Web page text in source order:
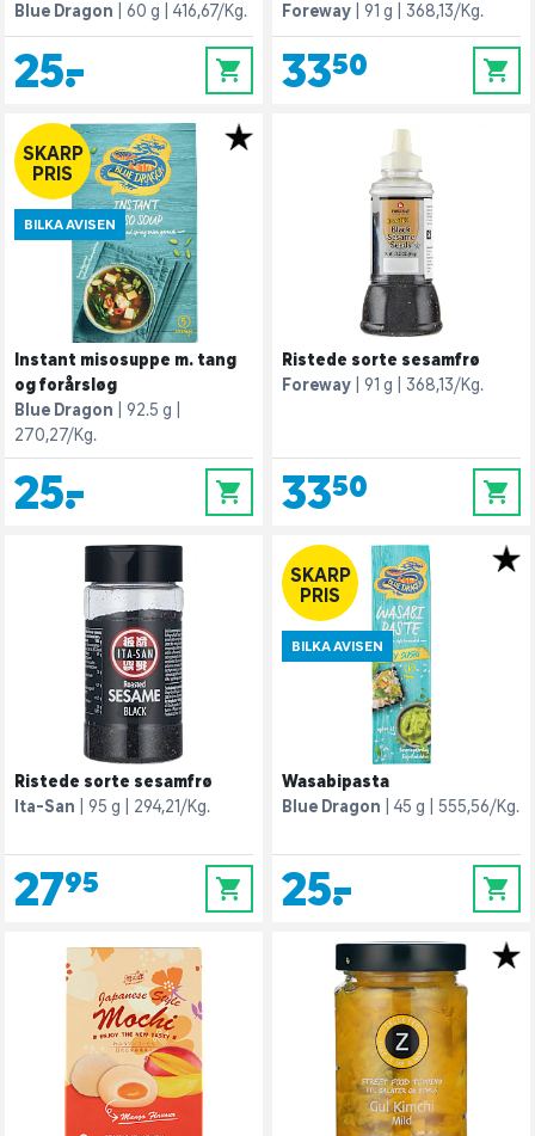
Blue Dragon 60 g 416,67/Kg.
25,- 0
Foreway 91 g 368,13/Kg.
33,50 0
SKARP
PRIS
BILKA AVISEN
Instant misosuppe m. tang
og forårsløg
Blue Dragon
92.5 g
270,27/Kg.
25,- 0
Ristede sorte sesamfrø
Foreway
91 g 368,13/Kg.
33,50 0
Ristede sorte sesamfrø
Ita-San
95 g 294,21/Kg.
27,95 0
SKARP
PRIS
BILKA AVISEN
Wasabipasta
Blue Dragon
45 g 555,56/Kg.
25,- 0